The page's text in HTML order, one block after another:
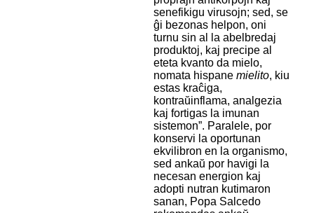
senefikigu virusojn; sed, se
ĝi bezonas helpon, oni
turnu sin al la abelbredaj
produktoj, kaj precipe al
eteta kvanto da mielo,
nomata hispane mielito, kiu
estas kraĉiga,
kontraŭinflama, analgezia
kaj fortigas la imunan
sistemon”. Paralele, por
konservi la oportunan
ekvilibron en la organismo,
sed ankaŭ por havigi la
necesan energion kaj
adopti nutran kutimaron
sanan, Popa Salcedo